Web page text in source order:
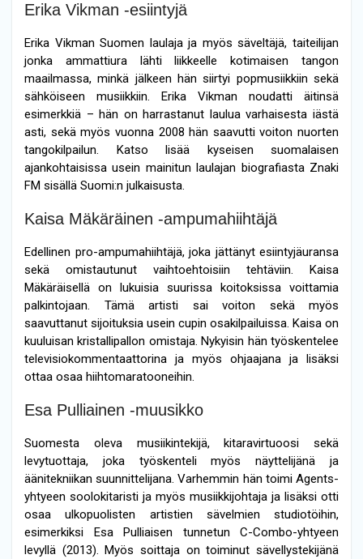
Erika Vikman -esiintyjä
Erika Vikman Suomen laulaja ja myös säveltäjä, taiteilijan
jonka ammattiura lähti liikkeelle kotimaisen tangon
maailmassa, minkä jälkeen hän siirtyi popmusiikkiin sekä
sähköiseen musiikkiin. Erika Vikman noudatti äitinsä
esimerkkiä – hän on harrastanut laulua varhaisesta iästä
asti, sekä myös vuonna 2008 hän saavutti voiton nuorten
tangokilpailun. Katso lisää kyseisen suomalaisen
ajankohtaisissa usein mainitun laulajan biografiasta Znaki
FM sisällä Suomi:n julkaisusta.
Kaisa Mäkäräinen -ampumahiihtäjä
Edellinen pro-ampumahiihtäjä, joka jättänyt esiintyjäuransa
sekä omistautunut vaihtoehtoisiin tehtäviin. Kaisa
Mäkäräisellä on lukuisia suurissa koitoksissa voittamia
palkintojaan. Tämä artisti sai voiton sekä myös
saavuttanut sijoituksia usein cupin osakilpailuissa. Kaisa on
kuuluisan kristallipallon omistaja. Nykyisin hän työskentelee
televisiokommentaattorina ja myös ohjaajana ja lisäksi
ottaa osaa hiihtomaratooneihin.
Esa Pulliainen -muusikko
Suomesta oleva musiikintekijä, kitaravirtuoosi sekä
levytuottaja, joka työskenteli myös näyttelijänä ja
äänitekniikan suunnittelijana. Varhemmin hän toimi Agents-
yhtyeen soolokitaristi ja myös musiikkijohtaja ja lisäksi otti
osaa ulkopuolisten artistien sävelmien studiotöihin,
esimerkiksi Esa Pulliaisen tunnetun C-Combo-yhtyeen
levyllä (2013). Myös soittaja on toiminut sävellystekijänä